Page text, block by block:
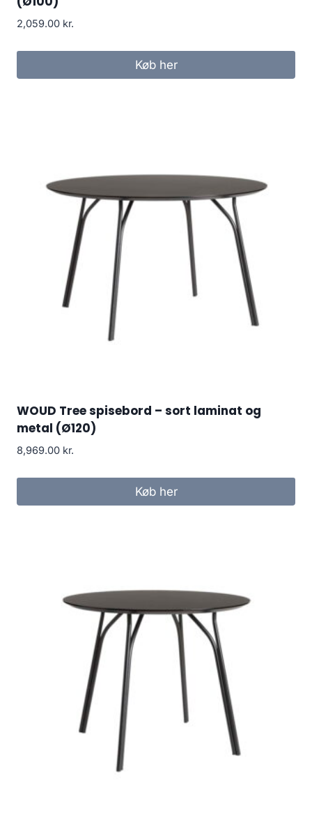
2,059.00 kr.
Køb her
WOUD Tree spisebord – sort laminat og
metal (Ø120)
8,969.00 kr.
Køb her